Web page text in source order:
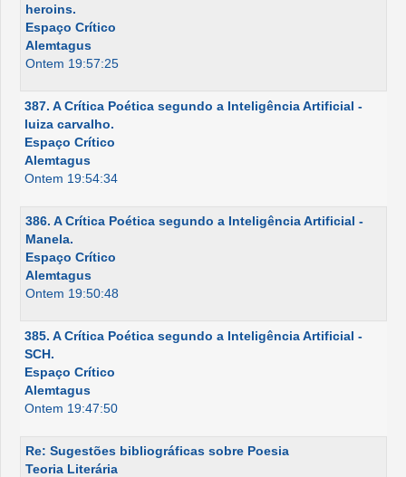
heroins.
Espaço Crítico
Alemtagus
Ontem 19:57:25
387. A Crítica Poética segundo a Inteligência Artificial -
luiza carvalho.
Espaço Crítico
Alemtagus
Ontem 19:54:34
386. A Crítica Poética segundo a Inteligência Artificial -
Manela.
Espaço Crítico
Alemtagus
Ontem 19:50:48
385. A Crítica Poética segundo a Inteligência Artificial -
SCH.
Espaço Crítico
Alemtagus
Ontem 19:47:50
Re: Sugestões bibliográficas sobre Poesia
Teoria Literária